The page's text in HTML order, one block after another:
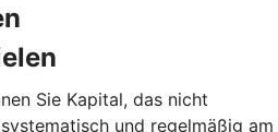
Sie Kapital, das nicht
und regelmäßig am